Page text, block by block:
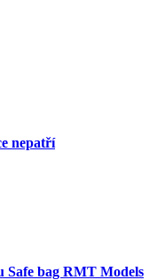
nepatří
Safe bag RMT Models